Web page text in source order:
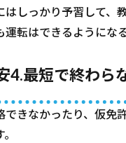
はしっかり予習して、
転はできるようになる
4.最短で終わら
できなかったり、仮免